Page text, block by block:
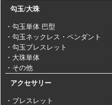
勾玉/大珠
・勾玉単体 巴型
・勾玉ネックレス・ペンダント
・勾玉ブレスレット
・大珠単体
・その他
アクセサリー
・ブレスレット